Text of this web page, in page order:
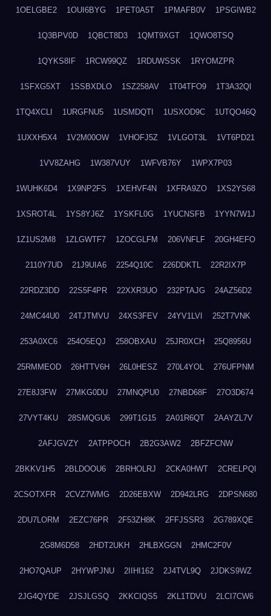
1OELGBE2 1OUI6BYG 1PET0A5T 1PMAFB0V 1PSGIWB2
1Q3BPV0D 1QBCT8D3 1QMT9XGT 1QWO8TSQ
1QYKS8IF 1RCW99QZ 1RDUWSSK 1RYOMZPR
1SFXG5XT 1SSBXDLO 1SZ258AV 1T04TFO9 1T3A32QI
1TQ4XCLI 1URGFNU5 1USMDQTI 1USXOD9C 1UTQO46Q
1UXXH5X4 1V2M00OW 1VHOFJ5Z 1VLGOT3L 1VT6PD21
1VV8ZAHG 1W387VUY 1WFVB76Y 1WPX7P03
1WUHK6D4 1X9NP2FS 1XEHVF4N 1XFRA9ZO 1XS2YS68
1XSROT4L 1YS8YJ6Z 1YSKFL0G 1YUCNSFB 1YYN7W1J
1Z1US2M8 1ZLGWTF7 1ZOCGLFM 206VNFLF 20GH4EFO
2110Y7UD 21J9UIA6 2254Q10C 226DDKTL 22R2IX7P
22RDZ3DD 22S5F4PR 22XXR3UO 232PTAJG 24AZ56D2
24MC44U0 24TJTMVU 24XS3FEV 24YV1LVI 252T7VNK
253A0XC6 254O5EQJ 258OBXAU 25JR0XCH 25Q8956U
25RMMEOD 26HTTV6H 26L0HESZ 270L4YOL 276UFPNM
27E8J3FW 27MKG0DU 27MNQPU0 27NBD68F 27O3D674
27VYT4KU 28SMQGU6 299T1G15 2A01R6QT 2AAYZL7V
2AFJGVZY 2ATPPOCH 2B2G3AW2 2BFZFCNW
2BKKV1H5 2BLDOOU6 2BRHOLRJ 2CKA0HWT 2CRELPQI
2CSOTXFR 2CVZ7WMG 2D26EBXW 2D942LRG 2DPSN680
2DU7LORM 2EZC76PR 2F53ZH8K 2FFJSSR3 2G789XQE
2G8M6D58 2HDT2UKH 2HLBXGGN 2HMC2F0V
2HO7QAUP 2HYWPJNU 2IIHI162 2J4TVL9Q 2JDKS9WZ
2JG4QYDE 2JSJLGSQ 2KKCIQS5 2KL1TDVU 2LCI7CW6